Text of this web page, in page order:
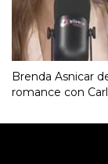
Brenda Asnicar
romance con